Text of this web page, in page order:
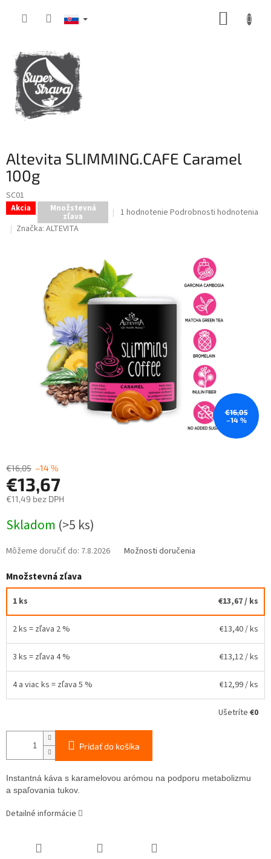
Altevita SLIMMING.CAFE Caramel
100g
SC01
Akcia Množstevná
zľava
Priemerné
5
hviezdičiek.
1 hodnotenie Podrobnosti hodnotenia
Značka: ALTEVITA
€16,05
–14 %
€16,05 –14 %
€13,67
€11,49 bez DPH
cena:
Skladom (>5 ks)
Môžeme doručiť do: 7.8.2026 Možnosti doručenia
Množstevná zľava
1 ks €13,67/ ks
2 ks = zľava 2 % €13,40/ ks
3 ks = zľava 4 % €13,12/ ks
4 a viac ks = zľava 5 % €12,99/ ks
Ušetríte €0
Pridať do košíka
Instantná káva s karamelovou arómou na podporu metabolizmu
a spaľovania tukov.
Detailné informácie